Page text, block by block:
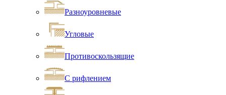
Разноуровневые
Угловые
Противоскользящие
С рифлением